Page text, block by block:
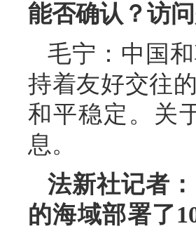
能否确认？访
毛宁：中国
持着友好交往
和平稳定。关
息。
法新社记者
的海域部署了